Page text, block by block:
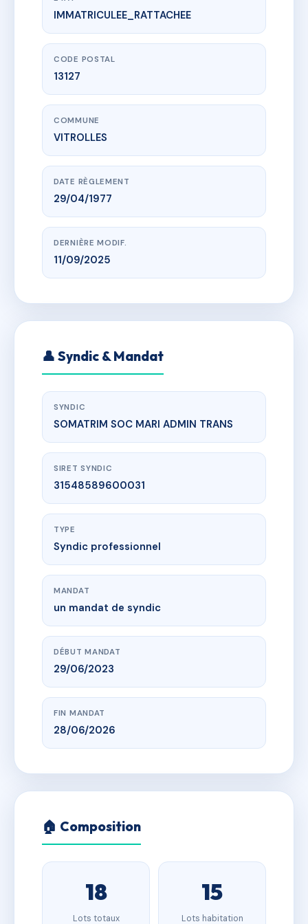
www.vme.plus/AC6474613
LE ROCHER IV Bat.10 Gneiss
Rue de la Reine Jeanne Quartier Le Fouquet
13127 VITROLLES
IMMATRICULEE_RATTACHEE
CODE POSTAL
13127
COMMUNE
VITROLLES
DATE RÈGLEMENT
29/04/1977
DERNIÈRE MODIF.
11/09/2025
👤 Syndic & Mandat
SYNDIC
SOMATRIM SOC MARI ADMIN TRANS
SIRET SYNDIC
31548589600031
TYPE
Syndic professionnel
MANDAT
un mandat de syndic
DÉBUT MANDAT
29/06/2023
FIN MANDAT
28/06/2026
🏠 Composition
18
Lots totaux
15
Lots habitation